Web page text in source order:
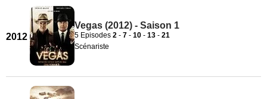
2012
Vegas (2012) - Saison 1
5 Episodes 2 - 7 - 10 - 13 - 21
Scénariste